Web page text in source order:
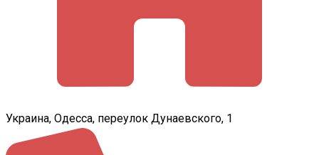
Украина, Одесса, переулок Дунаевского, 1